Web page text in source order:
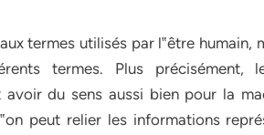
termes utilisés par l‟être humain,
termes. Plus précisément,
du sens aussi bien pour la
peut relier les informations